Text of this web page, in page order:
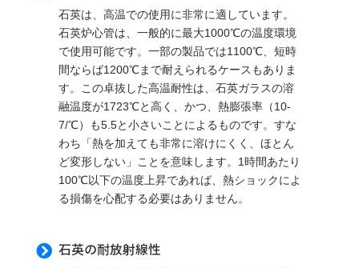
石英は、高温での使用に非常に適しています。
石英炉心管は、一般的に最大1000℃の温度環境
で使用可能です。一部の製品では1100℃、短時
間ならば1200℃まで耐えられるケースもありま
す。この卓抜した高温耐性は、石英ガラスの溶
融温度が1723℃と高く、かつ、熱膨張率（10-
7/℃）も5.5と小さいことによるものです。すな
わち「熱を加えても非常に溶けにくく、ほとん
ど変形しない」ことを意味します。1時間あたり
100℃以下の温度上昇であれば、熱ショックによ
る損傷を心配する必要はありません。
 石英の耐放射線性